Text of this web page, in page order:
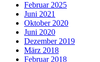
Februar 2025
Juni 2021
Oktober 2020
Juni 2020
Dezember 2019
März 2018
Februar 2018